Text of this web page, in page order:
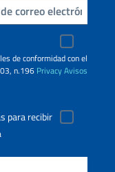
de conformidad con el
n.196 PrivacyAvisos
para recibir